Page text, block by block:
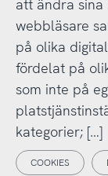
att ändra sina
webbläsare
på olika
fördelat på
som inte på
kategorier; […]
COOKIES